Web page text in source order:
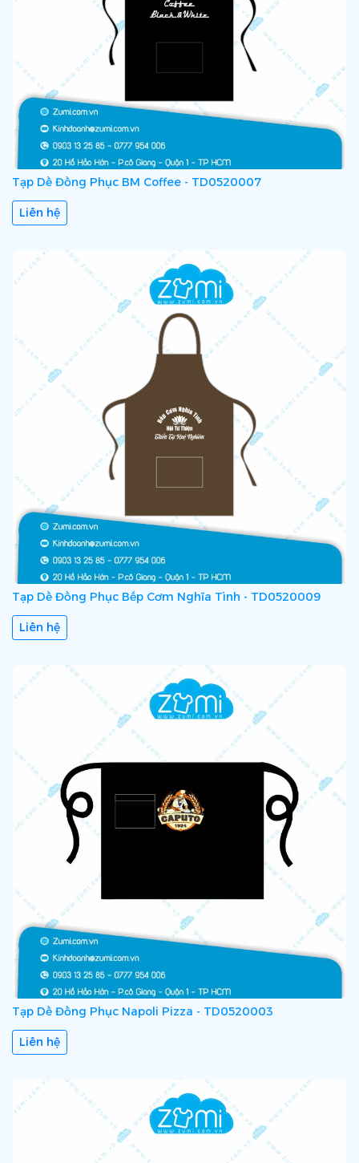
Tạp Dề Đồng Phục BM Coffee - TD0520007
Liên hệ
Tạp Dề Đồng Phục Bếp Cơm Nghĩa Tình - TD0520009
Liên hệ
Tạp Dề Đồng Phục Napoli Pizza - TD0520003
Liên hệ